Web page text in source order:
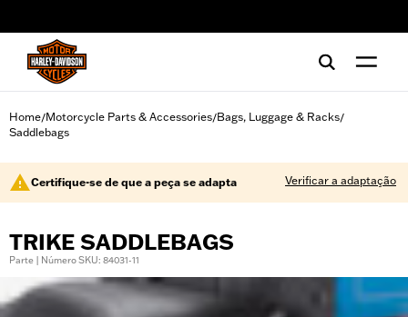
Home/Motorcycle Parts & Accessories/Bags, Luggage & Racks/
Saddlebags
Certifique-se de que a peça se adapta Verificar a adaptação
TRIKE SADDLEBAGS
Parte | Número SKU: 84031-11